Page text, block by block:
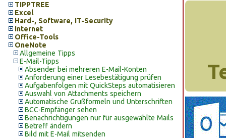
TIPPTREE
Excel
Hard-, Software, IT-Security
Internet
Office-Tools
OneNote
Allgemeine Tipps
E-Mail-Tipps
Absender bei mehreren E-Mail-Konten
Anforderung einer Lesebestätigung prüfen
Aufgabenfolgen mit QuickSteps automatisieren
Auswahl von Attachments speichern
Automatische Grußformeln und Unterschriften
BCC-Empfänger sehen
Benachrichtigungen nur für ausgewählte Mails
Betreff ändern
Bild mit E-Mail mitsenden